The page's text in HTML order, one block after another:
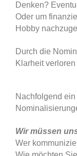
Denken?
Oder um
Hobby
Durch die
Klarheit
Nachfolgend
Wir müssen
Wer